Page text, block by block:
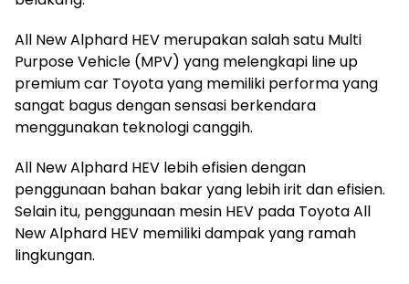
All New Alphard HEV merupakan salah satu Multi
Purpose Vehicle (MPV) yang melengkapi line up
premium car Toyota yang memiliki performa yang
sangat bagus dengan sensasi berkendara
menggunakan teknologi canggih.
All New Alphard HEV lebih efisien dengan
penggunaan bahan bakar yang lebih irit dan efisien.
Selain itu, penggunaan mesin HEV pada Toyota All
New Alphard HEV memiliki dampak yang ramah
lingkungan.